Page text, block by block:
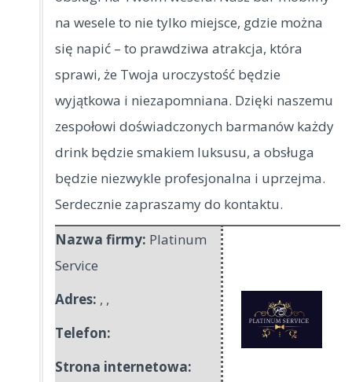
na wesele to nie tylko miejsce, gdzie można
się napić – to prawdziwa atrakcja, która
sprawi, że Twoja uroczystość będzie
wyjątkowa i niezapomniana. Dzięki naszemu
zespołowi doświadczonych barmanów każdy
drink będzie smakiem luksusu, a obsługa
będzie niezwykle profesjonalna i uprzejma.
Serdecznie zapraszamy do kontaktu.
Nazwa firmy: Platinum
Service
Adres: , ,
Telefon:
Strona internetowa: